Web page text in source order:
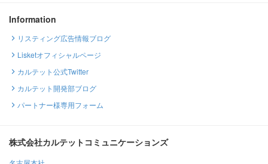
Information
リスティング広告情報ブログ
Lisketオフィシャルページ
カルテット公式Twitter
カルテット開発部ブログ
パートナー様専用フォーム
株式会社カルテットコミュニケーションズ